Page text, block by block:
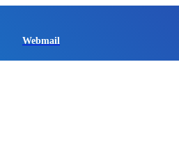
Webmail